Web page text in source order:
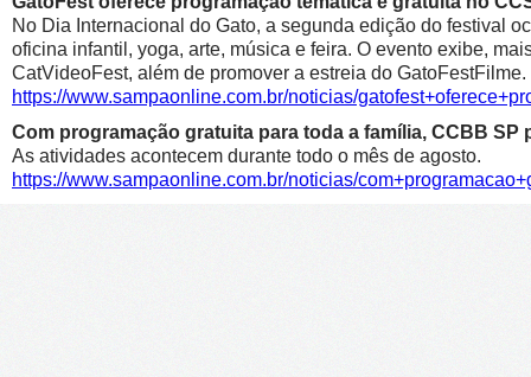
No Dia Internacional do Gato, a segunda edição do festival
oficina infantil, yoga, arte, música e feira. O evento exibe,
CatVideoFest, além de promover a estreia do GatoFestFilme.
https://www.sampaonline.com.br/noticias/
Com programação gratuita para toda a família, CCBB
As atividades acontecem durante todo o mês de agosto.
https://www.sampaonline.com.br/noticias/